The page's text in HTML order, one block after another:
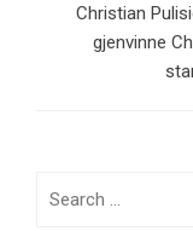
Christian
gjenvinne